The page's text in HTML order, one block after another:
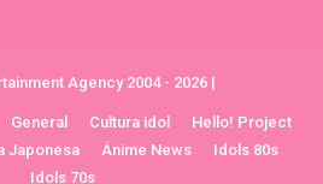
Agency 2004 - 2026 |
General Cultura idol
Hello! Project
Japonesa Ánime News
Idols 80s
Idols 70s